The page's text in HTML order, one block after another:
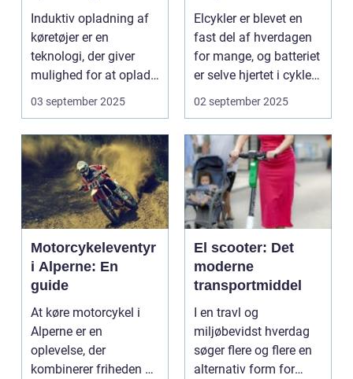
Induktiv opladning af
køretøjer er en
teknologi, der giver
mulighed for at oplade
03 september 2025
Elcykler er blevet en
fast del af hverdagen
for mange, og batteriet
er selve hjertet i cyklen.
02 september 2025
Motorcykeleventyr
i Alperne: En
guide
At køre motorcykel i
Alperne er en
oplevelse, der
kombinerer friheden på
El scooter: Det
moderne
transportmiddel
I en travl og
miljøbevidst hverdag
søger flere og flere en
alternativ form for